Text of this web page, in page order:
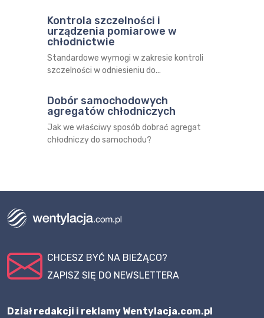
Kontrola szczelności i
urządzenia pomiarowe w
chłodnictwie
Standardowe wymogi w zakresie kontroli
szczelności w odniesieniu do...
Dobór samochodowych
agregatów chłodniczych
Jak we właściwy sposób dobrać agregat
chłodniczy do samochodu?
CHCESZ BYĆ NA BIEŻĄCO?
ZAPISZ SIĘ DO NEWSLETTERA
Dział redakcji i reklamy Wentylacja.com.pl